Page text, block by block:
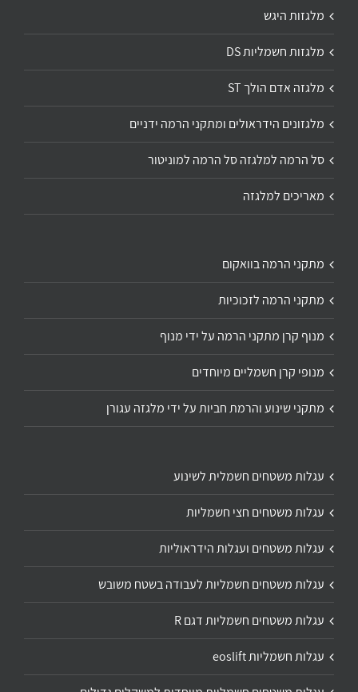
מלגזות היגש
מלגזות חשמליות DS
מלגזה אדם הולך ST
מלגזונים הידראולים ומתקני הרמה ידניים
סל הרמה למלגזה סל הרמה למוניטור
מאריכים למלגזה
מתקני הרמה בוואקום
מתקני הרמה לזכוכיות
מנוף קרן מתקני הרמה על ידי מנוף
מנופי קרן חשמליים מיוחדים
מתקני שינוע והרמת חביות על ידי מלגזה עגורן
עגלות משטחים חשמלית לשינוע
עגלות משטחים חצי חשמליות
עגלות משטחים ועגלות הידראוליות
עגלות משטחים חשמליות לעבודה בשטח משובש
עגלות משטחים חשמליות דגם R
עגלות חשמליות eoslift